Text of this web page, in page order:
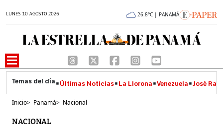
LUNES 10 AGOSTO 2026 26.8°C | PANAMÁ
Últimas Noticias La Llorona Venezuela José
Inicio> Panamá> Nacional
NACIONAL